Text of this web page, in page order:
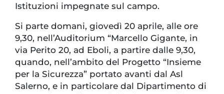
Istituzioni impegnate sul campo.
Si parte domani, giovedì 20 aprile, alle ore
9,30, nell’Auditorium “Marcello Gigante, in
via Perito 20, ad Eboli, a partire dalle 9,30,
quando, nell’ambito del Progetto “Insieme
per la Sicurezza” portato avanti dal Asl
Salerno, e in particolare dal Dipartimento di